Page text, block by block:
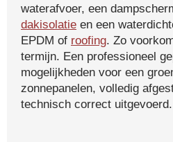
waterafvoer, een
dakisolatie en een
EPDM of roofing. Zo
termijn. Een professioneel
mogelijkheden voor een
zonnepanelen, volledig
technisch correct uitgevoerd.